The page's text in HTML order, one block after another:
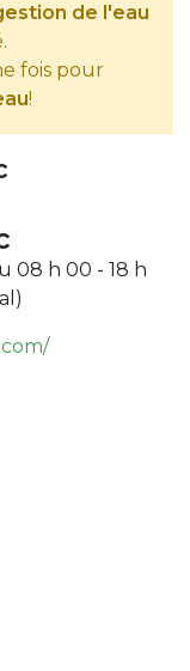
de l'eau
fois pour
!
08 h 00 - 18 h
)